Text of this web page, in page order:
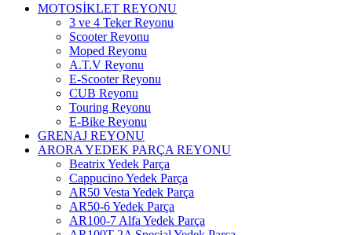
MOTOSİKLET REYONU
3 ve 4 Teker Reyonu
Scooter Reyonu
Moped Reyonu
A.T.V Reyonu
E-Scooter Reyonu
CUB Reyonu
Touring Reyonu
E-Bike Reyonu
GRENAJ REYONU
ARORA YEDEK PARÇA REYONU
Beatrix Yedek Parça
Cappucino Yedek Parça
AR50 Vesta Yedek Parça
AR50-6 Yedek Parça
AR100-7 Alfa Yedek Parça